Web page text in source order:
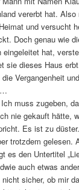
vererbt hat.
und versucht
Doch genau wie
eingeleitet hat,
sie dieses Haus
Vergangenheit
Ich muss zugeben,
nie gekauft hätte,
Es ist zu
trotzdem gelesen.
es den Untertitel
auch etwas
sicher, ob mir